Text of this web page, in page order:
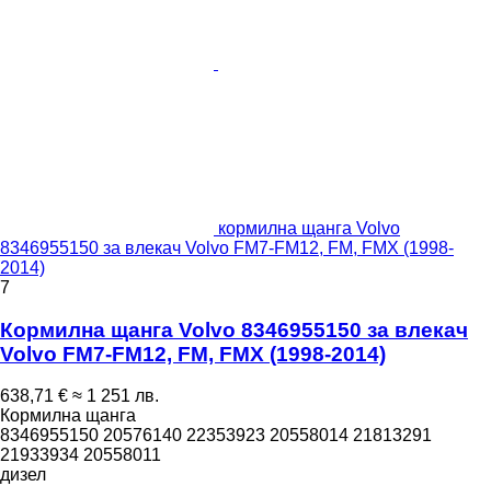
кормилна щанга Volvo
8346955150 за влекач Volvo FM7-FM12, FM, FMX (1998-
2014)
7
Кормилна щанга Volvo 8346955150 за влекач
Volvo FM7-FM12, FM, FMX (1998-2014)
638,71 € ≈ 1 251 лв.
Кормилна щанга
8346955150 20576140 22353923 20558014 21813291
21933934 20558011
дизел